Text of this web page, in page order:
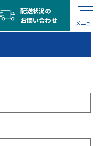
メニュー
配送状況の
お問い合わせ